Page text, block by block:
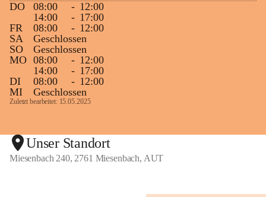
DO
08:00 - 12:00
14:00
- 17:00
FR
08:00 - 12:00
SA
Geschlossen
SO
Geschlossen
MO 08:00 - 12:00
14:00
- 17:00
DI
08:00 - 12:00
MI
Geschlossen
Zuletzt bearbeitet: 15.05.2025
Unser Standort
Miesenbach 240, 2761 Miesenbach, AUT